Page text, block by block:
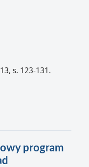
s. 123-131.
program